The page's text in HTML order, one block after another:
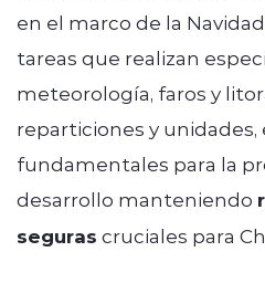
en el marco de la
tareas que realizan
meteorología, faros y
reparticiones y
fundamentales para la
desarrollo manteniendo
seguras cruciales para